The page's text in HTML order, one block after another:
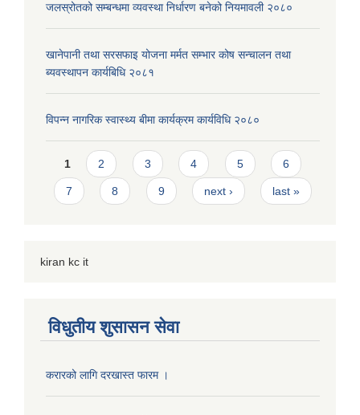
जलस्रोतको सम्बन्धमा व्यवस्था निर्धारण बनेको नियमावली २०८०
खानेपानी तथा सरसफाइ योजना मर्मत सम्भार कोष सन्चालन तथा
ब्यवस्थापन कार्यबिधि २०८१
विपन्न नागरिक स्वास्थ्य बीमा कार्यक्रम कार्यविधि २०८०
Pages
1 2 3 4 5 6
7 8 9 next › last »
kiran kc it
विधुतीय शुसासन सेवा
करारको लागि दरखास्त फारम ।